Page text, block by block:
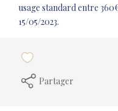
usage standard entre
15/05/2023.
Partager